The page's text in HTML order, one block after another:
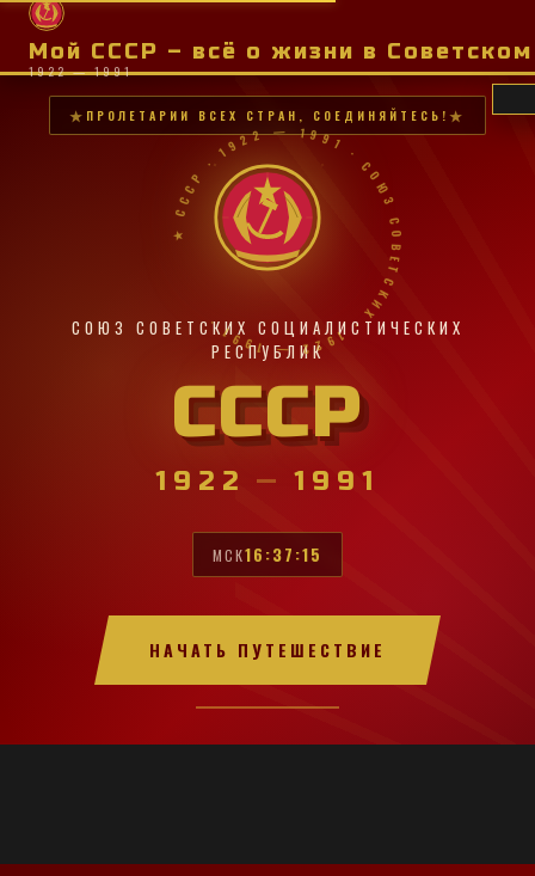
Мой СССР – всё о жизни в
1922 — 1991
ПРОЛЕТАРИИ ВСЕХ СТРАН, СОЕДИНЯЙТЕСЬ!
★ СССР · 1922 — 1991 · СОЮЗ СОВЕТСКИХ · 1922 — 1991 ·
СОЮЗ СОВЕТСКИХ СОЦИАЛИСТИЧЕСКИХ
РЕСПУБЛИК
СССР
1922 — 1991
МСК16:37:16
НАЧАТЬ ПУТЕШЕСТВИЕ